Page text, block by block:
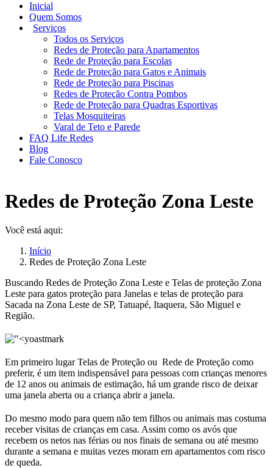
Inicial
Quem Somos
Serviços
Todos os Serviços
Redes de Proteção para Apartamentos
Rede de Proteção para Escolas
Rede de Proteção para Gatos e Animais
Rede de Proteção para Piscinas
Redes de Proteção Contra Pombos
Rede de Proteção para Quadras Esportivas
Telas Mosquiteiras
Varal de Teto e Parede
FAQ Life Redes
Blog
Fale Conosco
Redes de Proteção Zona Leste
Você está aqui:
Início
Redes de Proteção Zona Leste
Buscando Redes de Proteção Zona Leste e Telas de proteção Zona
Leste para gatos proteção para Janelas e telas de proteção para
Sacada na Zona Leste de SP, Tatuapé, Itaquera, São Miguel e
Região.
Em primeiro lugar Telas de Proteção ou Rede de Proteção como
preferir, é um item indispensável para pessoas com crianças menores
de 12 anos ou animais de estimação, há um grande risco de deixar
uma janela aberta ou a criança abrir a janela.
Do mesmo modo para quem não tem filhos ou animais mas costuma
receber visitas de crianças em casa. Assim como os avós que
recebem os netos nas férias ou nos finais de semana ou até mesmo
durante a semana e muitas vezes moram em apartamentos com risco
de queda.